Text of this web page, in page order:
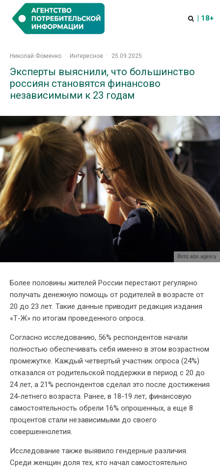
| 18+
Николай Фоменко · Интересное · 25.09.2025
Эксперты выяснили, что большинство
россиян становятся финансово
независимыми к 23 годам
Фото: abn.agency
Более половины жителей России перестают регулярно
получать денежную помощь от родителей в возрасте от
20 до 23 лет. Такие данные приводит редакция издания
«Т-Ж» по итогам проведенного опроса.
Согласно исследованию, 56% респондентов начали
полностью обеспечивать себя именно в этом возрастном
промежутке. Каждый четвертый участник опроса (24%)
отказался от родительской поддержки в период с 20 до
24 лет, а 21% респондентов сделал это после достижения
24-летнего возраста. Ранее, в 18-19 лет, финансовую
самостоятельность обрели 16% опрошенных, а еще 8
процентов стали независимыми до своего
совершеннолетия.
Исследование также выявило гендерные различия.
Среди женщин доля тех, кто начал самостоятельно